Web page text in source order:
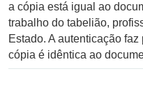
a cópia está igual ao
trabalho do tabelião,
Estado. A autenticação
cópia é idêntica ao